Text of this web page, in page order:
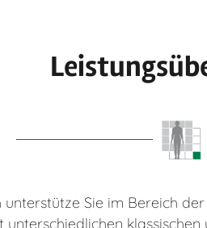
unterstütze Sie im Bereich
unterschiedlichen